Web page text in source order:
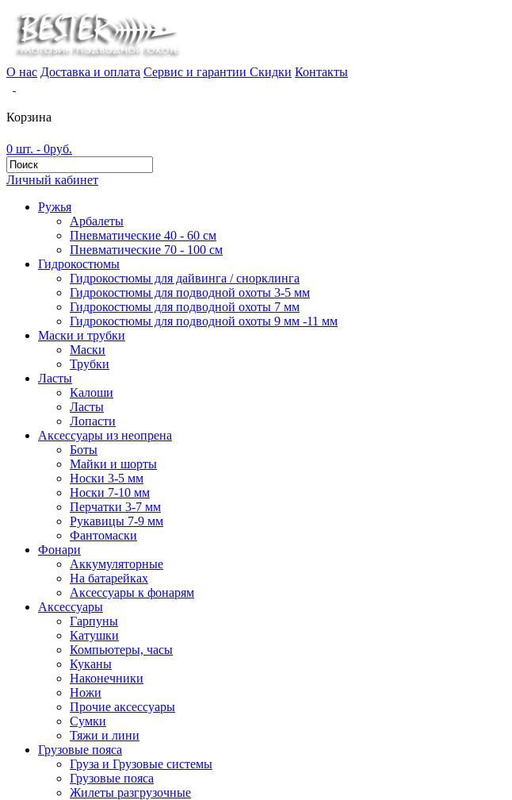
О нас Доставка и оплата Сервис и гарантии Скидки Контакты
Корзина
0 шт. - 0руб.
Личный кабинет
Ружья
Арбалеты
Пневматические 40 - 60 см
Пневматические 70 - 100 см
Гидрокостюмы
Гидрокостюмы для дайвинга / снорклинга
Гидрокостюмы для подводной охоты 3-5 мм
Гидрокостюмы для подводной охоты 7 мм
Гидрокостюмы для подводной охоты 9 мм -11 мм
Маски и трубки
Маски
Трубки
Ласты
Калоши
Ласты
Лопасти
Аксессуары из неопрена
Боты
Майки и шорты
Носки 3-5 мм
Носки 7-10 мм
Перчатки 3-7 мм
Рукавицы 7-9 мм
Фантомаски
Фонари
Аккумуляторные
На батарейках
Аксессуары к фонарям
Аксессуары
Гарпуны
Катушки
Компьютеры, часы
Куканы
Наконечники
Ножи
Прочие аксессуары
Сумки
Тяжи и лини
Грузовые пояса
Груза и Грузовые системы
Грузовые пояса
Жилеты разгрузочные